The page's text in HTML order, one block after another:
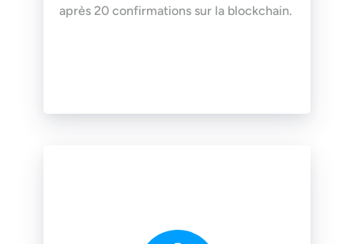
après 20 confirmations sur la blockchain.